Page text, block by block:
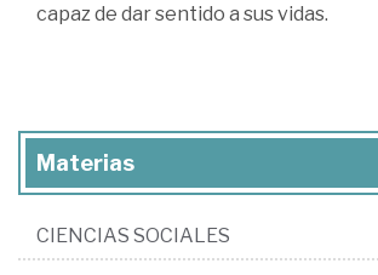
capaz de dar sentido a sus vidas.
Materias
CIENCIAS SOCIALES